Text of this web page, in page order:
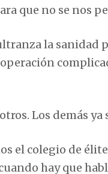
que no se nos
la sanidad
Los demás ya
el colegio de
hay que